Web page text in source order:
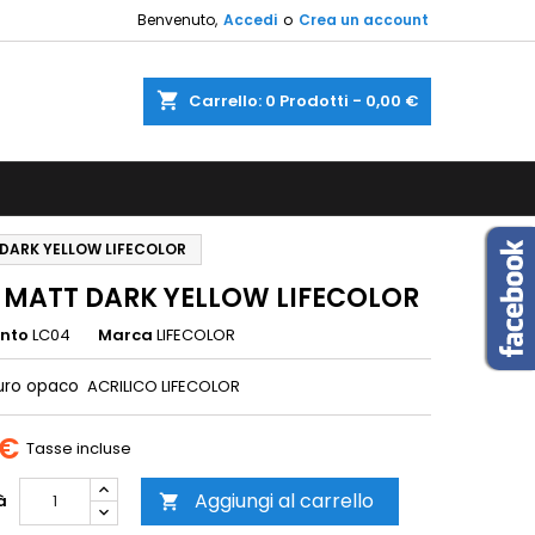
Benvenuto, Accedi o Crea un account
shopping_cart Carrello: 0 Prodotti - 0,00 €
YELLOW LIFECOLOR
DARK YELLOW LIFECOLOR
LC04 Marca LIFECOLOR
opaco ACRILICO LIFECOLOR
Tasse incluse
 Aggiungi al carrello